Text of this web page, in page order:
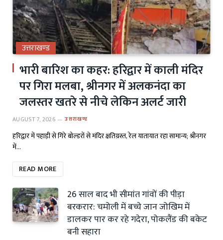
उत्तराखण्ड
भारी बारिश का कहर: हरिद्वार में काली मंदिर
पर गिरा मलबा, श्रीनगर में अलकनंदा का
जलस्तर खतरे से नीचे लेकिन अलर्ट जारी
AUGUST 7, 2026 उत्तराखण्ड
हरिद्वार में पहाड़ी से गिरे बोल्डरों से मंदिर क्षतिग्रस्त, रेल यातायात रहा सामान्य; श्रीनगर
में…
READ MORE
26 साल बाद भी सीमांत गांवों की पीड़ा
बरकरार: चमोली में बच्चे जान जोखिम में
डालकर पार कर रहे गदेरा, पोकलैंड की बकेट
बनी सहारा